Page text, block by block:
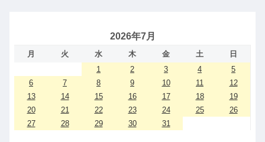
2026年7月
月 火 水 木 金 土
日
1
2 3 4
5
6
7 8 9 10 11
12
13
14 15 16 17 18
19
20
21 22 23 24 25
26
27
28 29 30 31